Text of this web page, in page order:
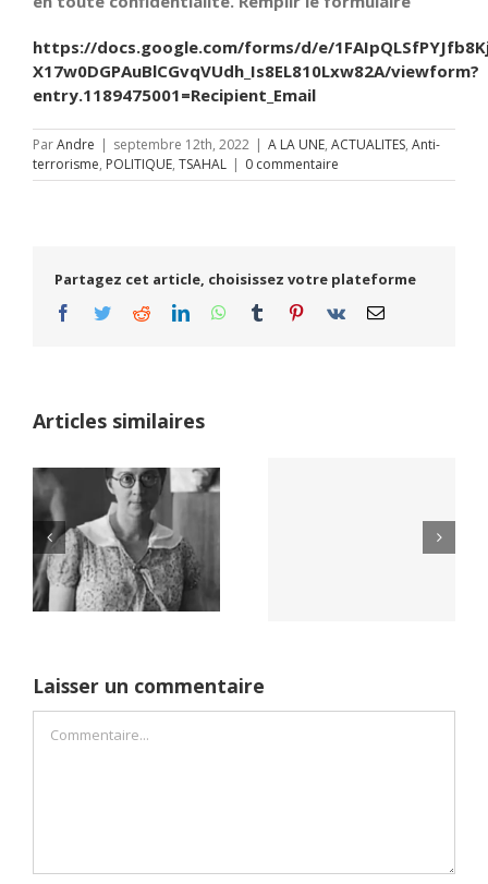
https://docs.google.com/forms/d/e/
X17w0DGPAuBlCGvqVUdh_Is8EL810Lxw82A/viewform?
entry.1189475001=Recipient_Email
ParAndre | septembre 12th, 2022 | A LA UNE, ACTUALITES, Anti-
terrorisme, POLITIQUE, TSAHAL | 0 commentaire
Partagez cet article, choisissez votre plateforme
Facebook
TwitterRedditLinkedInWhatsApp
Tumblr Pinterest
Vk Email
Articles similaires
Netflix Field of
Dreams (1989)
Yaïr Golan : une
Laisser un commentaire